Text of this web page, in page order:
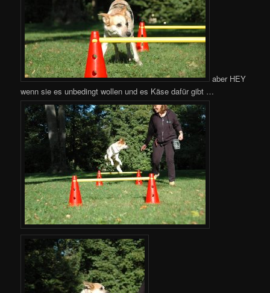
aber HEY
wenn sie es unbedingt wollen und es Käse dafür gibt …